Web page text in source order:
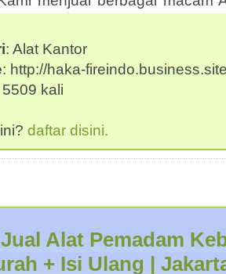
: Alat Kantor
: http://haka-
5509 kali
daftar disini.
Alat Pemadam
+ Isi Ulang |